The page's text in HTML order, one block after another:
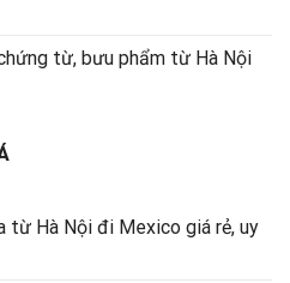
từ, bưu phẩm từ Hà Nội
từ Hà Nội đi Mexico giá rẻ, uy